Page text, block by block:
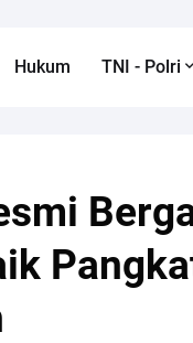
Hukum TNI - Polri